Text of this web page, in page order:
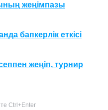
жеңімпазы
бапкерлік еткісі
жеңіп, турнир
Ctrl+Enter